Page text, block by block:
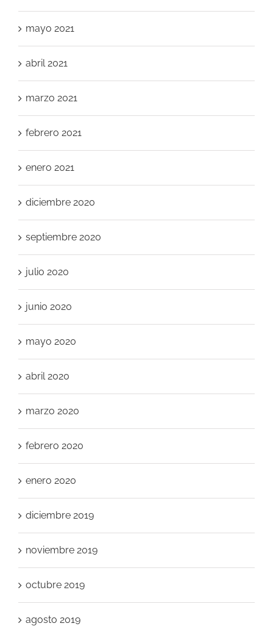
mayo 2021
abril 2021
marzo 2021
febrero 2021
enero 2021
diciembre 2020
septiembre 2020
julio 2020
junio 2020
mayo 2020
abril 2020
marzo 2020
febrero 2020
enero 2020
diciembre 2019
noviembre 2019
octubre 2019
agosto 2019